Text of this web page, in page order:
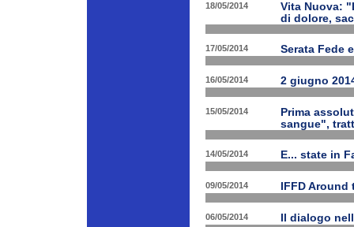
18/05/2014
Vita Nuova:
di dolore,
17/05/2014 Serata Fede
16/05/2014 2 giugno
15/05/2014
Prima
sangue",
14/05/2014 E... state in
09/05/2014 IFFD
06/05/2014 Il dialogo